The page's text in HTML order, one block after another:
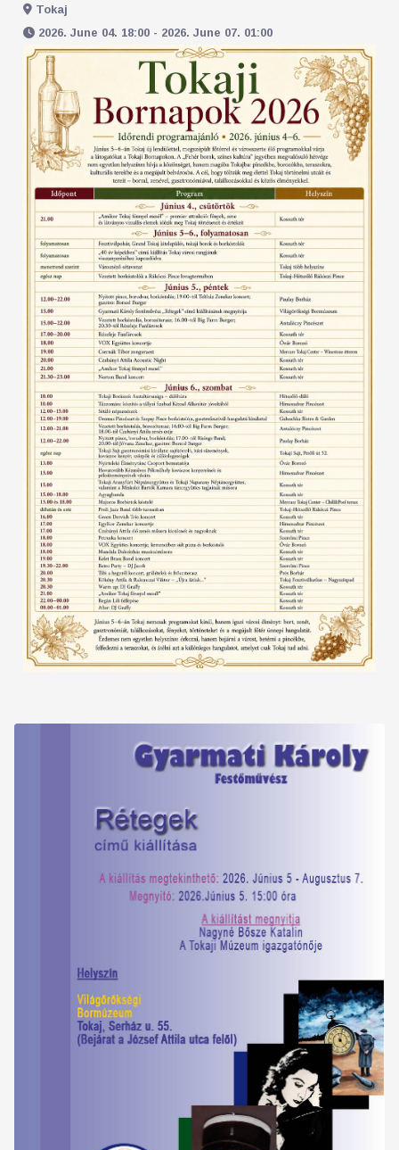
Tokaj
2026. June 04. 18:00 - 2026. June 07. 01:00